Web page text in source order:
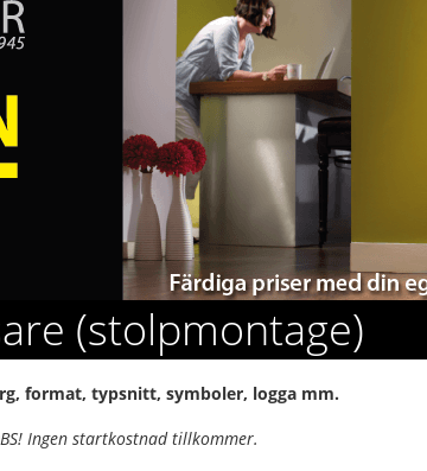
(stolpmontage)
format, typsnitt, symboler, logga mm.
Ingen startkostnad tillkommer.